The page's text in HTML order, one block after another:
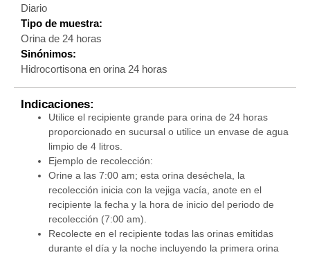
Diario
Tipo de muestra:
Orina de 24 horas
Sinónimos:
Hidrocortisona en orina 24 horas
Indicaciones:
Utilice el recipiente grande para orina de 24 horas
proporcionado en sucursal o utilice un envase de agua
limpio de 4 litros.
Ejemplo de recolección:
Orine a las 7:00 am; esta orina deséchela, la
recolección inicia con la vejiga vacía, anote en el
recipiente la fecha y la hora de inicio del periodo de
recolección (7:00 am).
Recolecte en el recipiente todas las orinas emitidas
durante el día y la noche incluyendo la primera orina